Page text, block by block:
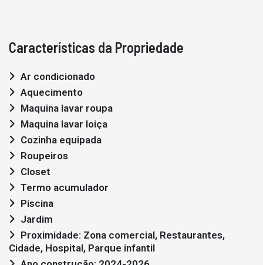
Características da Propriedade
Ar condicionado
Aquecimento
Maquina lavar roupa
Maquina lavar loiça
Cozinha equipada
Roupeiros
Closet
Termo acumulador
Piscina
Jardim
Cidade, Hospital, Parque infantil